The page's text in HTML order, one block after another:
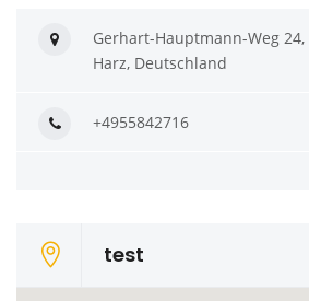
Gerhart-Hauptmann-Weg
Harz, Deutschland
+4955842716
test